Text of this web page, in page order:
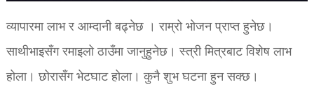
व्यापारमा लाभ र आम्दानी बढ्नेछ । राम्रो भोजन प्राप्त हुनेछ।
साथीभाइसँग रमाइलो ठाउँमा जानुहुनेछ। स्त्री मित्रबाट विशेष लाभ
होला। छोरासँग भेटघाट होला। कुनै शुभ घटना हुन सक्छ।